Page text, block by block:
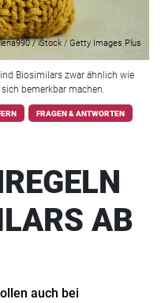
/ iStock / Getty Images Plus
Biosimilars zwar ähnlich wie
bemerkbar machen.
FRAGEN & ANTWORTEN
AB
auch bei